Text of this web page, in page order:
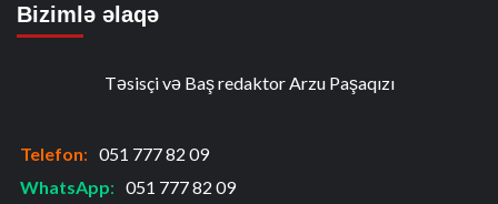
Bizimlə əlaqə
Təsisçi və Baş redaktor Arzu Paşaqızı
Telefon: 051 777 82 09
WhatsApp: 051 777 82 09